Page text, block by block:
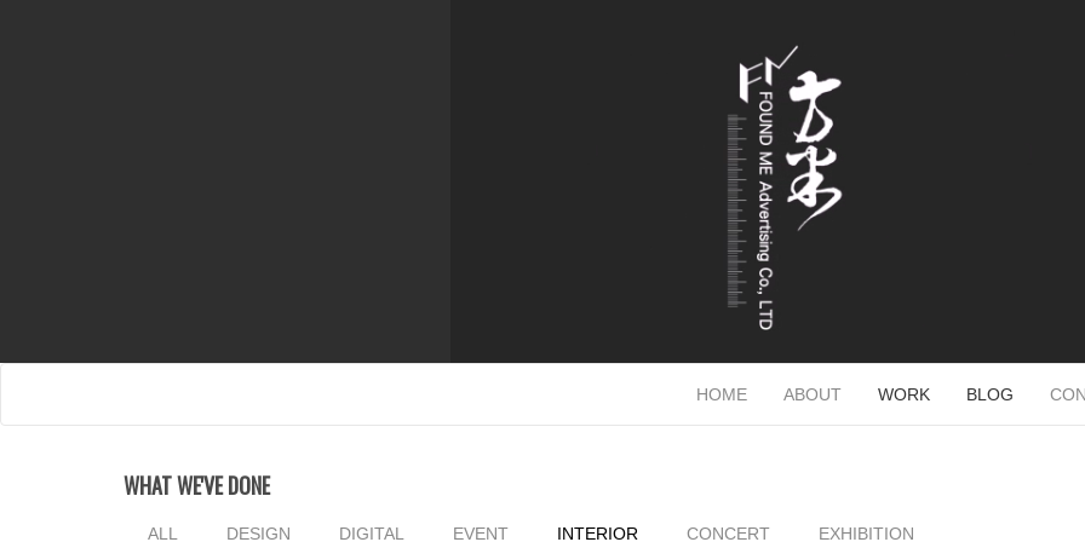
HOME ABOUT WORK BLOG
WHAT WE'VE DONE
ALL DESIGN DIGITAL EVENT INTERIOR CONCERT EXHIBITION